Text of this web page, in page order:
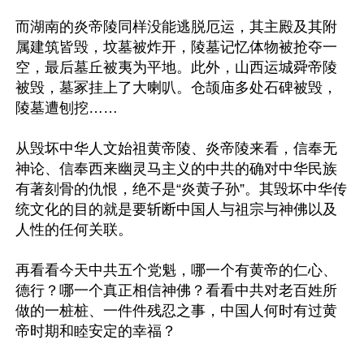
而湖南的炎帝陵同样没能逃脱厄运，其主殿及其附
属建筑皆毁，坟墓被炸开，陵墓记忆体物被抢夺一
空，最后墓丘被夷为平地。此外，山西运城舜帝陵
被毁，墓冢挂上了大喇叭。仓颉庙多处石碑被毁，
陵墓遭刨挖……
从毁坏中华人文始祖黄帝陵、炎帝陵来看，信奉无
神论、信奉西来幽灵马主义的中共的确对中华民族
有著刻骨的仇恨，绝不是“炎黄子孙”。其毁坏中华传
统文化的目的就是要斩断中国人与祖宗与神佛以及
人性的任何关联。
再看看今天中共五个党魁，哪一个有黄帝的仁心、
德行？哪一个真正相信神佛？看看中共对老百姓所
做的一桩桩、一件件残忍之事，中国人何时有过黄
帝时期和睦安定的幸福？